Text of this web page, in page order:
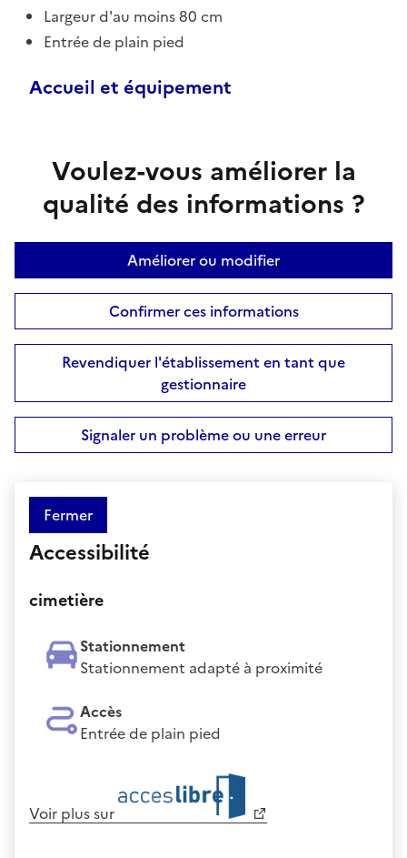
Largeur d'au moins 80 cm
Entrée de plain pied
Accueil et équipement
Voulez-vous améliorer la
qualité des informations ?
Améliorer ou modifier
Confirmer ces informations
Revendiquer l'établissement en tant que
gestionnaire
Signaler un problème ou une erreur
Fermer
Accessibilité
cimetière
Stationnement
Stationnement adapté à proximité
Accès
Entrée de plain pied
Voir plus sur